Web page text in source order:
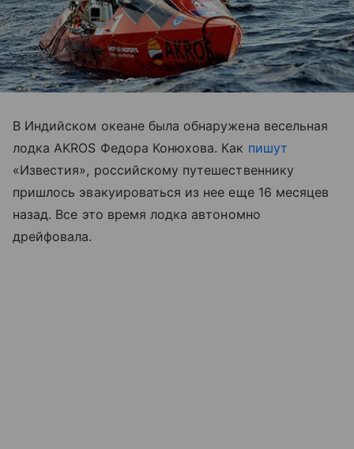
В Индийском океане была обнаружена весельная
лодка AKROS Федора Конюхова. Как пишут
«Известия», российскому путешественнику
пришлось эвакуироваться из нее еще 16 месяцев
назад. Все это время лодка автономно
дрейфовала.